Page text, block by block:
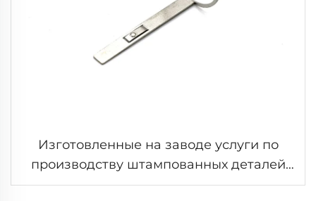
Изготовленные на заводе услуги по
производству штампованных деталей
из листового металла с изгибом